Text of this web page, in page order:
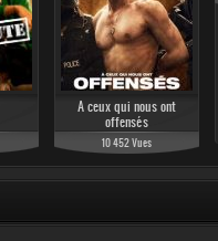
A ceux qui nous ont
offensés
10 452 Vues